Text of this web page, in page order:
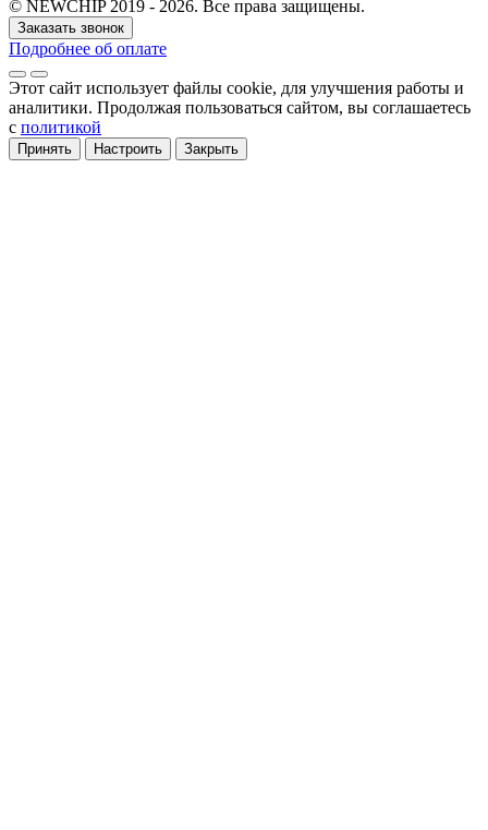
© NEWCHIP 2019 - 2026. Все права защищены.
Заказать звонок
Подробнее об оплате
Этот сайт использует файлы cookie, для улучшения работы и
аналитики. Продолжая пользоваться сайтом, вы соглашаетесь
с политикой
Принять Настроить Закрыть